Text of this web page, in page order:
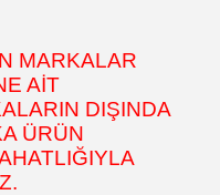
MARKALAR
AİT
DIŞINDA
ÜRÜN